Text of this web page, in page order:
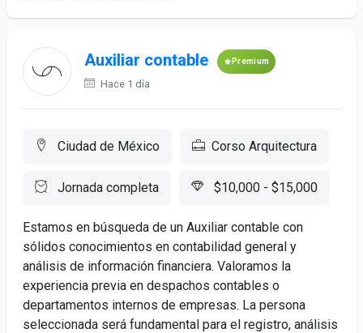
Auxiliar contable Premium
Hace 1 día
Ciudad de México Corso Arquitectura
Jornada completa $10,000 - $15,000
Estamos en búsqueda de un Auxiliar contable con
sólidos conocimientos en contabilidad general y
análisis de información financiera. Valoramos la
experiencia previa en despachos contables o
departamentos internos de empresas. La persona
seleccionada será fundamental para el registro, análisis